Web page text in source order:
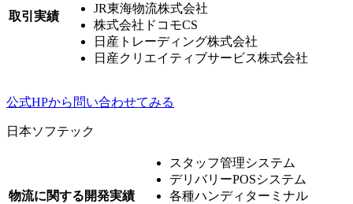
取引実績
JR東海物流株式会社
株式会社ドコモCS
日産トレーディング株式会社
日産クリエイティブサービス株式会社
公式HPから問い合わせてみる
日本ソフテック
物流に関する開発実績
スタッフ管理システム
デリバリーPOSシステム
各種ハンディターミナル